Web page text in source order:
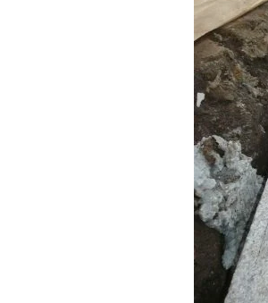
住宅イベント情報
近代ホームについて
スタッフ紹介
自社大工集団「名匠会
ホームオーナー様が
スタッフブログ